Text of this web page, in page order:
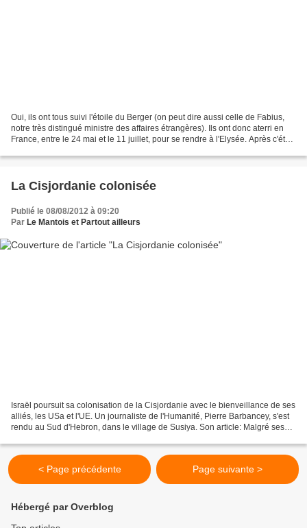
Oui, ils ont tous suivi l'étoile du Berger (on peut dire aussi celle de Fabius,
notre très distingué ministre des affaires étrangères). Ils ont donc aterri en
France, entre le 24 mai et le 11 juillet, pour se rendre à l'Elysée. Après c'était
La Cisjordanie colonisée
Publié le 08/08/2012 à 09:20
Par Le Mantois et Partout ailleurs
Israël poursuit sa colonisation de la Cisjordanie avec le bienveillance de ses
alliés, les USa et l'UE. Un journaliste de l'Humanité, Pierre Barbancey, s'est
rendu au Sud d'Hebron, dans le village de Susiya. Son article: Malgré ses
< Page précédente Page suivante >
Hébergé par Overblog